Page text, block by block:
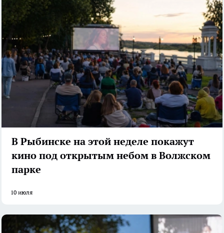
В Рыбинске на этой неделе покажут
кино под открытым небом в Волжском
парке
10 июля